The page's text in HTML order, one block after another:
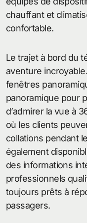
chauffant et
confortable.
Le trajet à bord du
aventure
fenêtres
panoramique pour
d’admirer la vue à
où les clients
collations pendant
également
des informations
professionnels
toujours prêts à
passagers.